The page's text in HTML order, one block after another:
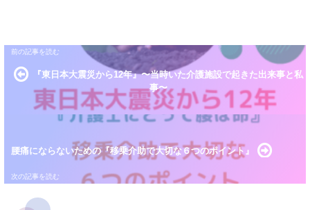
『東日本大震災から12年』〜当時いた介護施設で起きた出来事と私
事〜
腰痛にならないための『移乗介助で大切な６つのポイント』